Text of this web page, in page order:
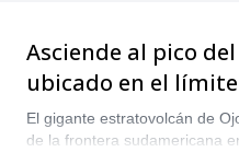
Asciende al pico
ubicado en el
El gigante estratovolcán de
de la frontera sudamericana